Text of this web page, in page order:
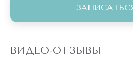
омоложения и обеспечивает
рекомендации по уходу.
ВИДЕО-ОТЗЫВЫ